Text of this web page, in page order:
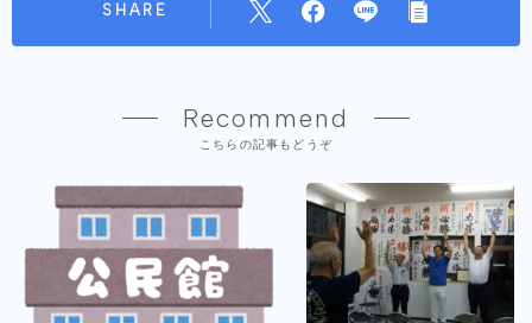
SHARE
Recommend
こちらの記事もどうぞ